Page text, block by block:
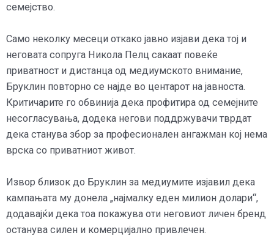
семејство.
Само неколку месеци откако јавно изјави дека тој и
неговата сопруга Никола Пелц сакаат повеќе
приватност и дистанца од медиумското внимание,
Бруклин повторно се најде во центарот на јавноста.
Критичарите го обвинија дека профитира од семејните
несогласувања, додека негови поддржувачи тврдат
дека станува збор за професионален ангажман кој нема
врска со приватниот живот.
Извор близок до Бруклин за медиумите изјавил дека
кампањата му донела „најмалку еден милион долари“,
додавајќи дека тоа покажува оти неговиот личен бренд
останува силен и комерцијално привлечен.